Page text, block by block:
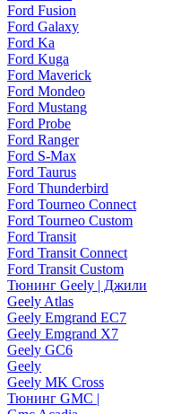
Ford Fusion
Ford Galaxy
Ford Ka
Ford Kuga
Ford Maverick
Ford Mondeo
Ford Mustang
Ford Probe
Ford Ranger
Ford S-Max
Ford Taurus
Ford Thunderbird
Ford Tourneo Connect
Ford Tourneo Custom
Ford Transit
Ford Transit Connect
Ford Transit Custom
Тюнинг Geely | Джили
Geely Atlas
Geely Emgrand EC7
Geely Emgrand X7
Geely GC6
Geely
Geely MK Cross
Тюнинг GMC |